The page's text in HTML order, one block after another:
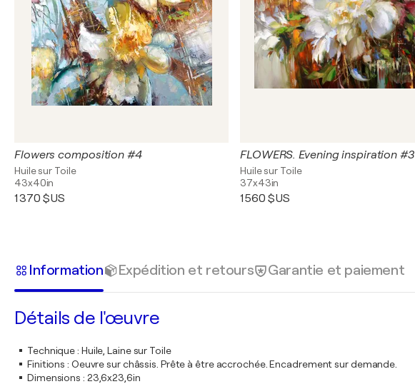
Flowers composition #4
Huile sur Toile
43x40in
1 370 $US
FLOWERS. Evening inspiration #3
Huile sur Toile
37x43in
1 560 $US
Information Expédition et retours Garantie et paiement
Détails de l'œuvre
Technique: Huile, Laine sur Toile
Finitions : Oeuvre sur châssis. Prête à être accrochée. Encadrement sur demande.
Dimensions : 23,6x23,6in